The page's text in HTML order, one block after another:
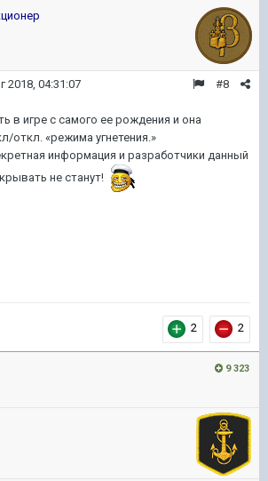
#8
2018, 04:31:07
в игре с самого ее рождения и она
откл. «режима угнетения.»
информация и разработчики данный
не станут!
2 2
9 323